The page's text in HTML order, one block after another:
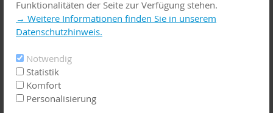
Funktionalitäten der Seite zur Verfügung stehen.
→ Weitere Informationen finden Sie in unserem
Datenschutzhinweis.
Notwendig
Statistik
Komfort
Personalisierung
kommunalen Strategien zur Gesundheitsförderung,
sogenannten „Präventionsketten“. Dabei stehen sowohl
der Austausch untereinander als auch das gemeinsame
Weitere Informationen zum Partnerprozess „Gesundheit
für alle“ unter
chancengleichheit.de/partnerprozess